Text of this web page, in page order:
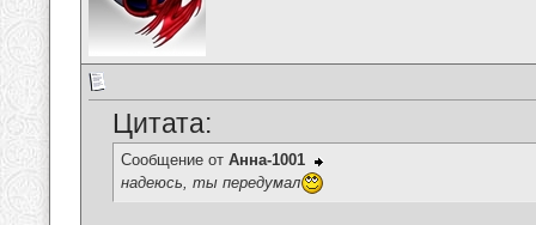
Цитата:
Сообщение от Анна-1001
надеюсь, ты передумал